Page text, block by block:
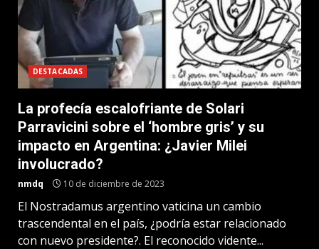
DESTACADAS
La profecía escalofriante de Solari
Parravicini sobre el ‘hombre gris’ y su
impacto en Argentina: ¿Javier Milei
involucrado?
nmdq 10 de diciembre de 2023
El Nostradamus argentino vaticina un cambio
trascendental en el país, ¿podría estar relacionado
con nuevo presidente?. El reconocido vidente...